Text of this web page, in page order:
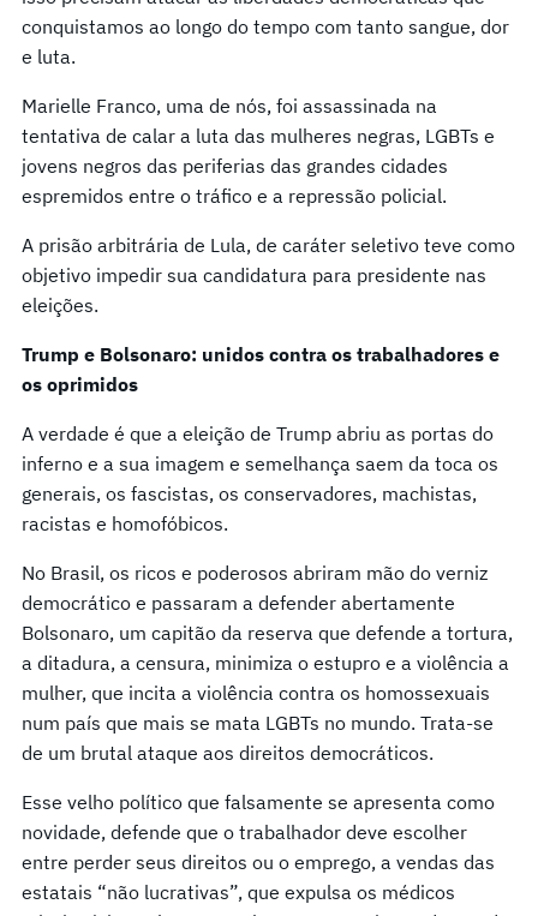
conquistamos ao longo do tempo com tanto sangue, dor
e luta.
Marielle Franco, uma de nós, foi assassinada na
tentativa de calar a luta das mulheres negras, LGBTs e
jovens negros das periferias das grandes cidades
espremidos entre o tráfico e a repressão policial.
A prisão arbitrária de Lula, de caráter seletivo teve como
objetivo impedir sua candidatura para presidente nas
eleições.
Trump e Bolsonaro: unidos contra os trabalhadores e
os oprimidos
A verdade é que a eleição de Trump abriu as portas do
inferno e a sua imagem e semelhança saem da toca os
generais, os fascistas, os conservadores, machistas,
racistas e homofóbicos.
No Brasil, os ricos e poderosos abriram mão do verniz
democrático e passaram a defender abertamente
Bolsonaro, um capitão da reserva que defende a tortura,
a ditadura, a censura, minimiza o estupro e a violência a
mulher, que incita a violência contra os homossexuais
num país que mais se mata LGBTs no mundo. Trata-se
de um brutal ataque aos direitos democráticos.
Esse velho político que falsamente se apresenta como
novidade, defende que o trabalhador deve escolher
entre perder seus direitos ou o emprego, a vendas das
estatais “não lucrativas”, que expulsa os médicos